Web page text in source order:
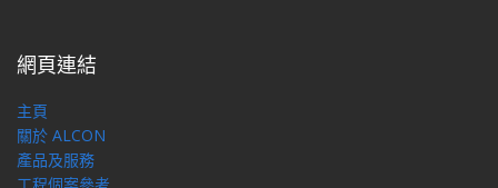
網頁連結
主頁
關於 ALCON
產品及服務